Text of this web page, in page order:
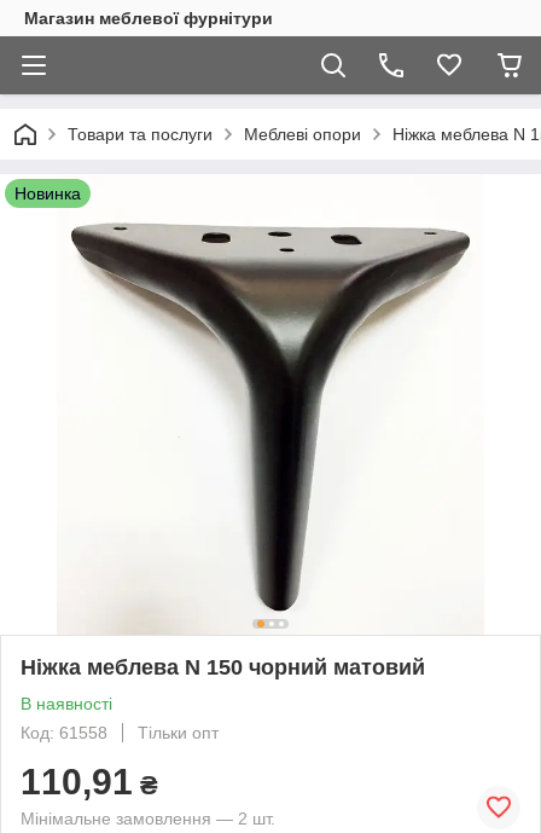
Магазин меблевої фурнітури
Товари та послуги Меблеві опори Ніжка меблева N
Новинка
Ніжка меблева N 150 чорний матовий
В наявності
Код: 61558
Тільки опт
110,91 ₴
Мінімальне замовлення — 2 шт.